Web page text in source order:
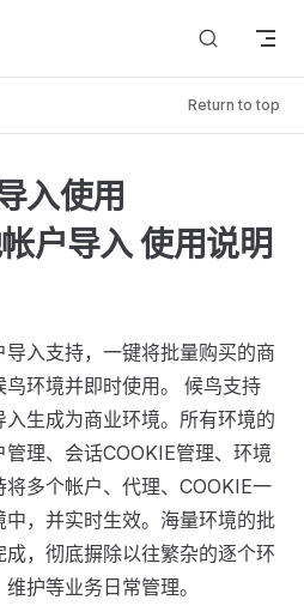
Return to top
入使用
户导入 使用说明
入支持，一键将批量购买的商
环境并即时使用。 候鸟支持
生成为商业环境。所有环境的
理、会话COOKIE管理、环境
多个帐户、代理、COOKIE一
，并实时生效。海量环境的批
，彻底摒除以往繁杂的逐个环
护等业务日常管理。